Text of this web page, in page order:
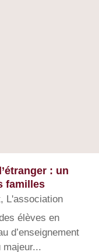
: un
familles
, L'association
élèves en
d’enseignement
majeur...